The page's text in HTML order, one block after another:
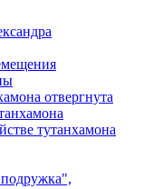
отвергнута
тутанхамона